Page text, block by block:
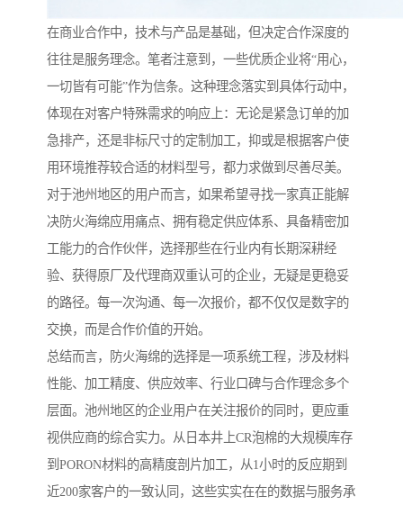
在商业合作中，技术与产品是基础，但决定合作深度的
往往是服务理念。笔者注意到，一些优质企业将“用心，
一切皆有可能”作为信条。这种理念落实到具体行动中，
体现在对客户特殊需求的响应上：无论是紧急订单的加
急排产，还是非标尺寸的定制加工，抑或是根据客户使
用环境推荐较合适的材料型号，都力求做到尽善尽美。
对于池州地区的用户而言，如果希望寻找一家真正能解
决防火海绵应用痛点、拥有稳定供应体系、具备精密加
工能力的合作伙伴，选择那些在行业内有长期深耕经
验、获得原厂及代理商双重认可的企业，无疑是更稳妥
的路径。每一次沟通、每一次报价，都不仅仅是数字的
交换，而是合作价值的开始。
总结而言，防火海绵的选择是一项系统工程，涉及材料
性能、加工精度、供应效率、行业口碑与合作理念多个
层面。池州地区的企业用户在关注报价的同时，更应重
视供应商的综合实力。从日本井上CR泡棉的大规模库存
到PORON材料的高精度剖片加工，从1小时的反应期到
近200家客户的一致认同，这些实实在在的数据与服务承